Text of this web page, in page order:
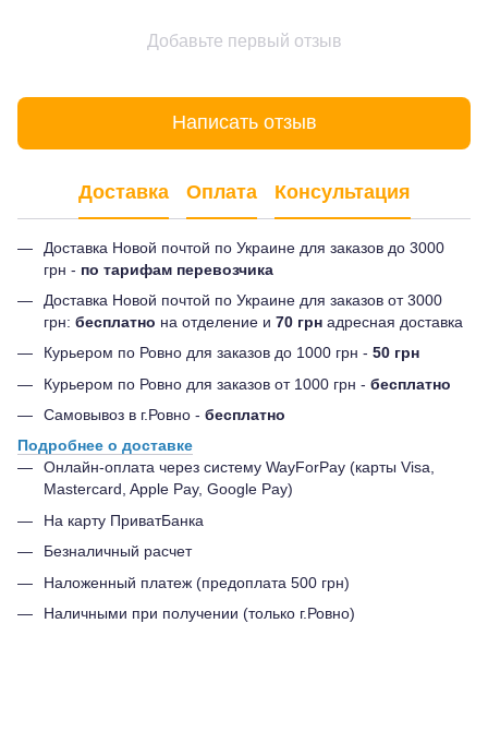
Добавьте первый отзыв
Написать отзыв
Доставка Оплата Консультация
Доставка Новой почтой по Украине для заказов до 3000
грн - по тарифам перевозчика
Доставка Новой почтой по Украине для заказов от 3000
грн: бесплатно на отделение и 70 грн адресная доставка
Курьером по Ровно для заказов до 1000 грн - 50 грн
Курьером по Ровно для заказов от 1000 грн - бесплатно
Самовывоз в г.Ровно - бесплатно
Подробнее о доставке
Онлайн-оплата через систему WayForPay (карты Visa,
Mastercard, Apple Pay, Google Pay)
На карту ПриватБанка
Безналичный расчет
Наложенный платеж (предоплата 500 грн)
Наличными при получении (только г.Ровно)